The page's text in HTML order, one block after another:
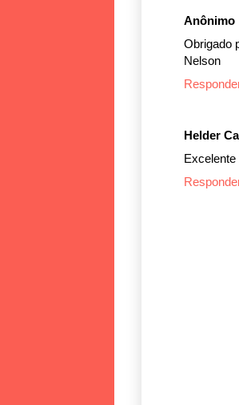
Anônimo
Obrigado
Nelson
Helder